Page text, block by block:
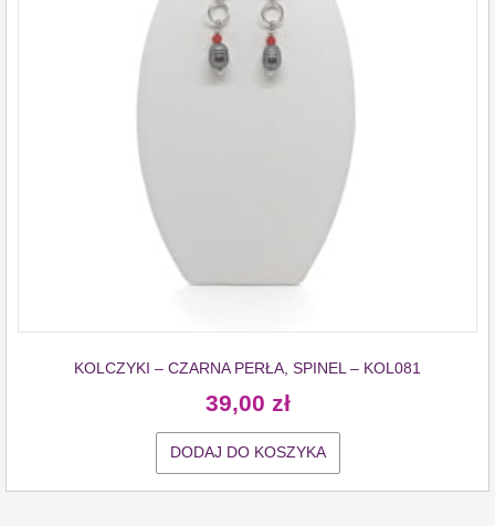
KOLCZYKI – CZARNA PERŁA, SPINEL – KOL081
39,00 zł
DODAJ DO KOSZYKA